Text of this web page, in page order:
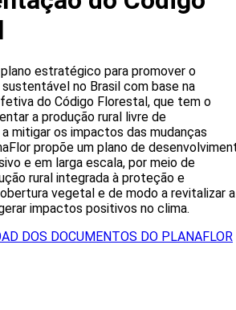
estratégico para promover o
no Brasil com base na
do Código Florestal, que tem o
a produção rural livre de
mitigar os impactos das mudanças
propõe um plano de
e em larga escala, por meio de
rural integrada à proteção e
vegetal e de modo a revitalizar a
impactos positivos no clima.
DOS DOCUMENTOS DO PLANAFLOR